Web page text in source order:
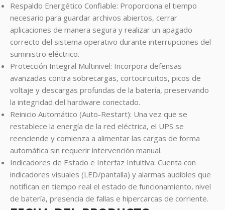
Respaldo Energético Confiable: Proporciona el tiempo
necesario para guardar archivos abiertos, cerrar
aplicaciones de manera segura y realizar un apagado
correcto del sistema operativo durante interrupciones del
suministro eléctrico.
Protección Integral Multinivel: Incorpora defensas
avanzadas contra sobrecargas, cortocircuitos, picos de
voltaje y descargas profundas de la batería, preservando
la integridad del hardware conectado.
Reinicio Automático (Auto-Restart): Una vez que se
restablece la energía de la red eléctrica, el UPS se
reenciende y comienza a alimentar las cargas de forma
automática sin requerir intervención manual.
Indicadores de Estado e Interfaz Intuitiva: Cuenta con
indicadores visuales (LED/pantalla) y alarmas audibles que
notifican en tiempo real el estado de funcionamiento, nivel
de batería, presencia de fallas e hipercarcas de corriente.